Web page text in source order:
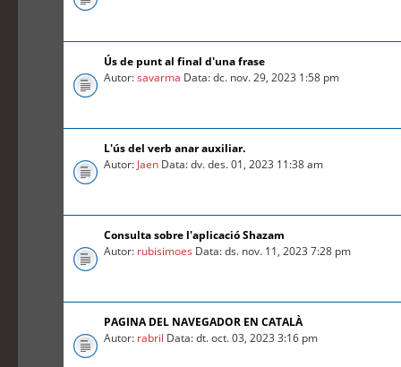
Ús de punt al final d'una frase
Autor:savarma Data: dc. nov. 29, 2023 1:58 pm
L'ús del verb anar auxiliar.
Autor: Jaen Data: dv. des. 01, 2023 11:38 am
Consulta sobre l'aplicació Shazam
Autor: rubisimoes Data: ds. nov. 11, 2023 7:28 pm
PAGINA DEL NAVEGADOR EN CATALÀ
Autor: rabril Data: dt. oct. 03, 2023 3:16 pm